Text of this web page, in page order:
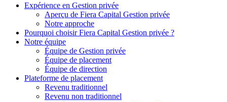
Expérience en Gestion privée
Aperçu de Fiera Capital Gestion privée
Notre approche
Pourquoi choisirFiera Capital Gestion privée ?
Notre équipe
Équipe de Gestion privée
Équipe de placement
Équipe de direction
Plateforme de placement
Revenu traditionnel
Revenu non traditionnel